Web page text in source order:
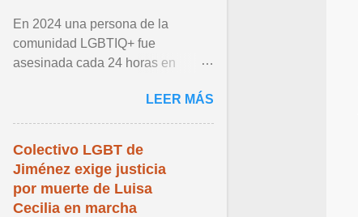
En 2024 una persona de la
comunidad LGBTIQ+ fue
asesinada cada 24 horas en
datos de la Red Sin Violencia
LGBTIQ+ ... Ver articulo ...
LEER MÁS
Colectivo LGBT de
Jiménez exige justicia
por muerte de Luisa
Cecilia en marcha